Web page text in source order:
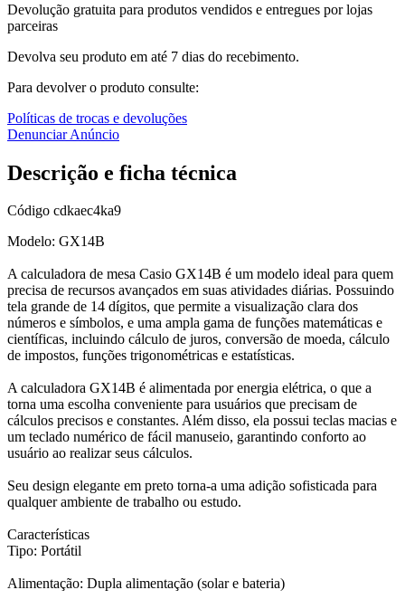
Devolução gratuita para produtos vendidos e entregues por lojas
parceiras
Devolva seu produto em até 7 dias do recebimento.
Para devolver o produto consulte:
Políticas de trocas e devoluções
Denunciar Anúncio
Descrição e ficha técnica
Código cdkaec4ka9
Modelo: GX14B
A calculadora de mesa Casio GX14B é um modelo ideal para quem
precisa de recursos avançados em suas atividades diárias. Possuindo
tela grande de 14 dígitos, que permite a visualização clara dos
números e símbolos, e uma ampla gama de funções matemáticas e
científicas, incluindo cálculo de juros, conversão de moeda, cálculo
de impostos, funções trigonométricas e estatísticas.
A calculadora GX14B é alimentada por energia elétrica, o que a
torna uma escolha conveniente para usuários que precisam de
cálculos precisos e constantes. Além disso, ela possui teclas macias e
um teclado numérico de fácil manuseio, garantindo conforto ao
usuário ao realizar seus cálculos.
Seu design elegante em preto torna-a uma adição sofisticada para
qualquer ambiente de trabalho ou estudo.
Características
Tipo: Portátil
Alimentação: Dupla alimentação (solar e bateria)